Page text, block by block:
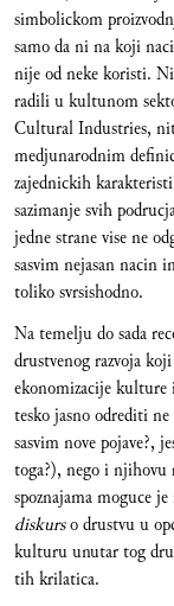
simbolickom
samo da ni na koji
nije od neke koristi.
radili u kultunom
Cultural Industries,
medjunarodnim
zajednickih
sazimanje svih
jedne strane vise ne
sasvim nejasan nacin
toliko svrsishodno.
Na temelju do sada
drustvenog razvoja
ekonomizacije
tesko jasno odrediti
sasvim nove pojave?,
toga?), nego i
spoznajama moguce
diskurso drustvu u
kulturu unutar tog
tih krilatica.